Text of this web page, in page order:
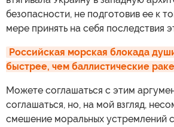
безопасности, не подготовив ее к
мере принять на себя последствия
Российская морская блокада
быстрее, чем баллистические
Можете соглашаться с этим
соглашаться, но, на мой взгляд,
смешение моральных устремлений